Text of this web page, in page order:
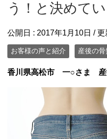
う！と決めてい
公開日 : 2017年1月10日 / 更
お客様の声と紹介 産後の
香川県高松市 一○さま 産